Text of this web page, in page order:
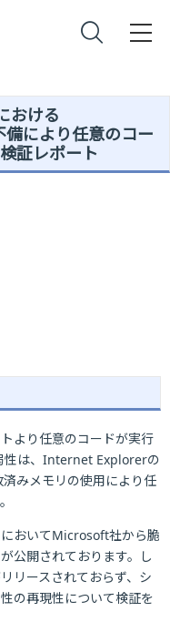
ける
により任意のコー
証レポート
より任意のコードが実行
性は、Internet Explorerの
みメモリの使用により任
おいてMicrosoft社から脆
公開されております。し
リースされておらず、シ
の再現性について検証を